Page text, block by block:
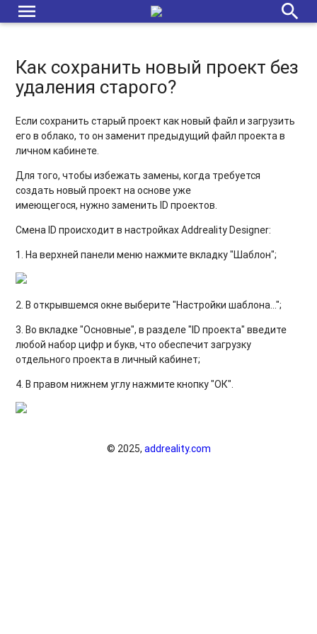
menu search
Как сохранить новый проект без
удаления старого?
Если сохранить старый проект как новый файл и загрузить
его в облако, то он заменит предыдущий файл проекта в
личном кабинете.
Для того, чтобы избежать замены, когда требуется
создать новый проект на основе уже
имеющегося, нужно заменить ID проектов.
Смена ID происходит в настройках Addreality Designer:
1. На верхней панели меню нажмите вкладку "Шаблон";
2. В открывшемся окне выберите "Настройки шаблона...";
3. Во вкладке "Основные", в разделе "ID проекта" введите
любой набор цифр и букв, что обеспечит загрузку
отдельного проекта в личный кабинет;
4. В правом нижнем углу нажмите кнопку "ОК".
© 2025, addreality.com